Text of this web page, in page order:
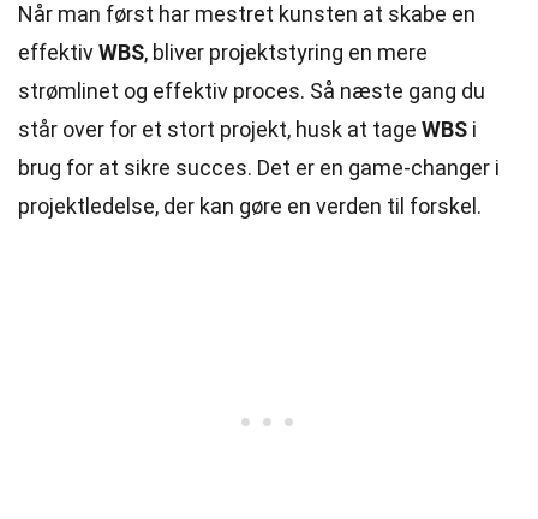
Når man først har mestret kunsten at skabe en
effektivWBS, bliver projektstyring en mere
strømlinet og effektiv proces. Så næste gang du
står over for et stort projekt, husk at tage WBS i
brug for at sikre succes. Det er en game-changer i
projektledelse, der kan gøre en verden til forskel.